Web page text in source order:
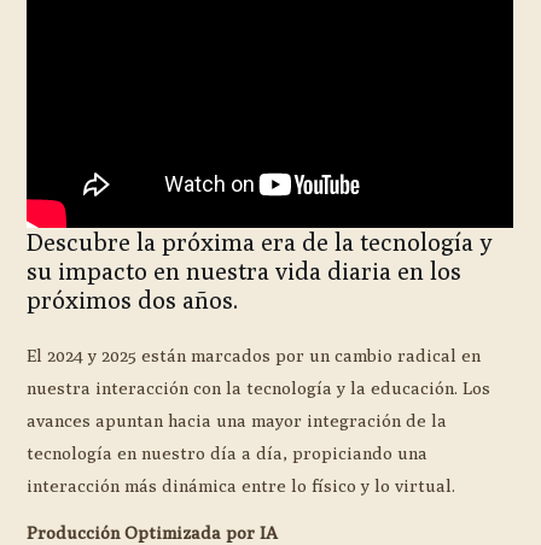
Descubre la próxima era de la tecnología y
su impacto en nuestra vida diaria en los
próximos dos años.
El 2024 y 2025 están marcados por un cambio radical en
nuestra interacción con la tecnología y la educación. Los
avances apuntan hacia una mayor integración de la
tecnología en nuestro día a día, propiciando una
interacción más dinámica entre lo físico y lo virtual.
Producción Optimizada por IA